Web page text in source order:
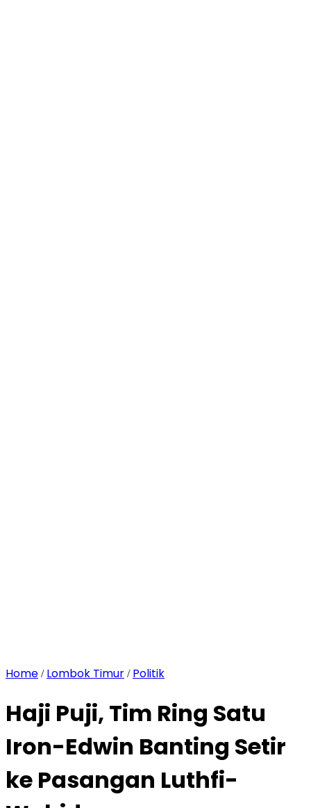
Home / Lombok Timur / Politik
Haji Puji, Tim Ring Satu
Iron-Edwin Banting Setir
ke Pasangan Luthfi-